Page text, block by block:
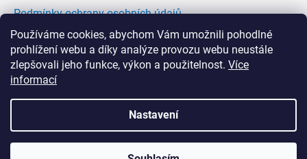
Používáme cookies, abychom Vám umožnili pohodlné
prohlížení webu a díky analýze provozu webu neustále
zlepšovali jeho funkce, výkon a použitelnost. Více
informací
Nastavení
Podmínky ochrany osobních údajů
Kontaktní formulář
Facebook